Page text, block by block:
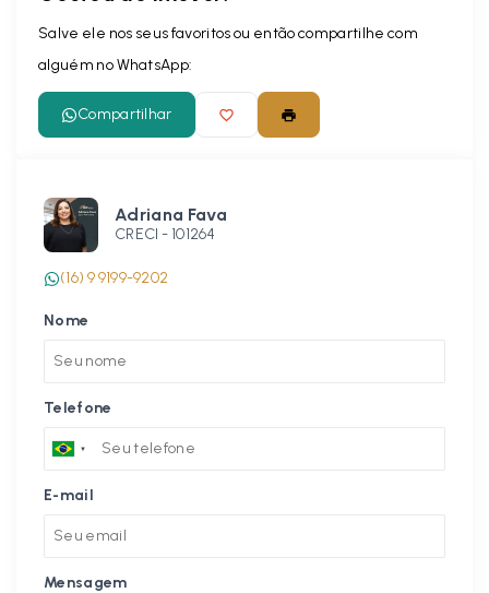
Salve ele nos seus favoritos ou então compartilhe com
alguém no WhatsApp:
Compartilhar
Adriana Fava
CRECI - 101264
(16) 9 9199-9202
Nome
Telefone
E-mail
Mensagem